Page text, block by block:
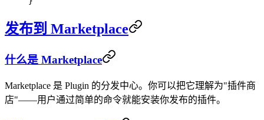
发布到 Marketplace
什么是 Marketplace
Marketplace 是 Plugin 的分发中心。你可以把它理解为"插件商
店"——用户通过简单的命令就能安装你发布的插件。